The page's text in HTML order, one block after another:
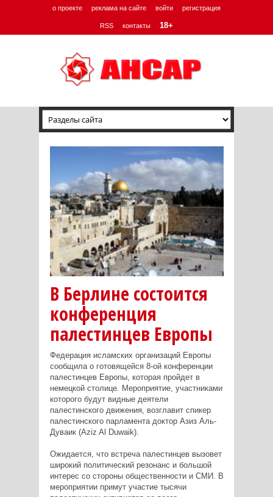
о проекте реклама на сайте войти регистрация
RSS контакты 18+
В Берлине состоится
конференция
палестинцев Европы
Федерация исламских организаций Европы
сообщила о готовящейся 8-ой конференции
палестинцев Европы, которая пройдет в
немецкой столице. Мероприятие, участниками
которого будут видные деятели
палестинского движения, возглавит спикер
палестинского парламента доктор Азиз Аль-
Дуваик (Aziz Al Duwaik).
Ожидается, что встреча палестинцев вызовет
широкий политический резонанс и большой
интерес со стороны общественности и СМИ. В
мероприятии примут участие тысячи